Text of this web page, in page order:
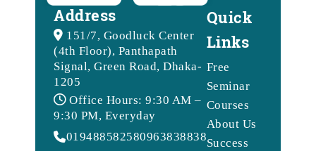
Address
151/7, Goodluck Center
(4th Floor), Panthapath
Signal, Green Road, Dhaka-
1205
Office Hours: 9:30 AM –
9:30 PM, Everyday
0194885825809638388388
Quick
Links
Free
Seminar
Courses
About Us
Success